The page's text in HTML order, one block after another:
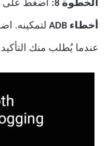
الخطوة 8: اضغط على
أخطاء ADB لتمكينه.
عندما يُطلب منك